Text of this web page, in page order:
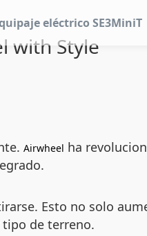
eléctrico SE3MiniT
with Style
Airwheel ha
Esto no solo
de terreno.